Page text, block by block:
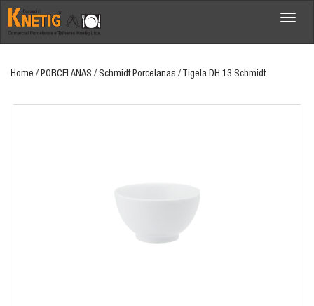
Menu
Home / PORCELANAS / Schmidt Porcelanas / Tigela DH 13 Schmidt